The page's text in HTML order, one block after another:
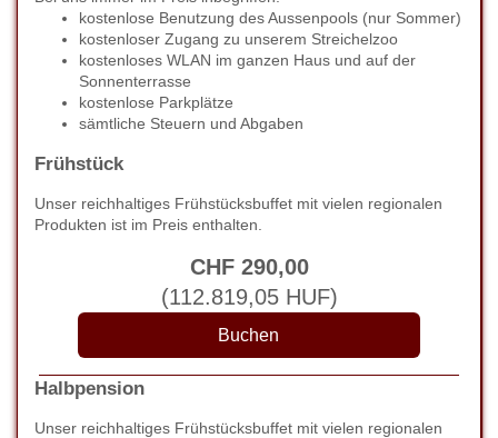
kostenlose Benutzung des Aussenpools (nur Sommer)
kostenloser Zugang zu unserem Streichelzoo
kostenloses WLAN im ganzen Haus und auf der
Sonnenterrasse
kostenlose Parkplätze
sämtliche Steuern und Abgaben
Frühstück
Unser reichhaltiges Frühstücksbuffet mit vielen regionalen
Produkten ist im Preis enthalten.
CHF 290,00
(112.819,05HUF)
Halbpension
Unser reichhaltiges Frühstücksbuffet mit vielen regionalen